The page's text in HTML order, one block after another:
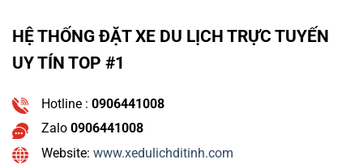
HỆ THỐNG ĐẶT XE DU LỊCH TRỰC TUYẾN
UY TÍN TOP #1
Hotline : 0906441008
Zalo 0906441008
Website: www.xedulichditinh.com